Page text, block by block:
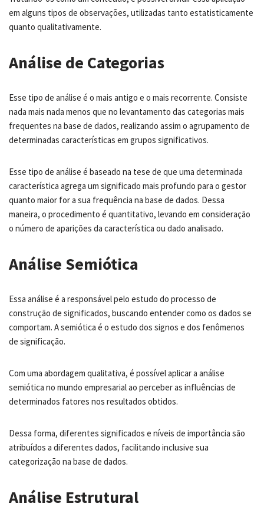
em alguns tipos de observações, utilizadas tanto estatisticamente
quanto qualitativamente.
Análise de Categorias
Esse tipo de análise é o mais antigo e o mais recorrente. Consiste
nada mais nada menos que no levantamento das categorias mais
frequentes na base de dados, realizando assim o agrupamento de
determinadas características em grupos significativos.
Esse tipo de análise é baseado na tese de que uma determinada
característica agrega um significado mais profundo para o gestor
quanto maior for a sua frequência na base de dados. Dessa
maneira, o procedimento é quantitativo, levando em consideração
o número de aparições da característica ou dado analisado.
Análise Semiótica
Essa análise é a responsável pelo estudo do processo de
construção de significados, buscando entender como os dados se
comportam. A semiótica é o estudo dos signos e dos fenômenos
de significação.
Com uma abordagem qualitativa, é possível aplicar a análise
semiótica no mundo empresarial ao perceber as influências de
determinados fatores nos resultados obtidos.
Dessa forma, diferentes significados e níveis de importância são
atribuídos a diferentes dados, facilitando inclusive sua
categorização na base de dados.
Análise Estrutural